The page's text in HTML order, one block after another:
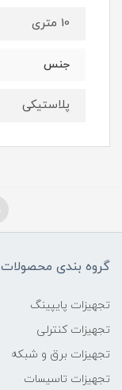
10 متری
جنس
پلاستیکی
گروه بندی محصولات
تجهیزات پایپینگ
تجهیزات کنترلی
تجهیزات برق و شبکه
تجهیزات تاسیسات